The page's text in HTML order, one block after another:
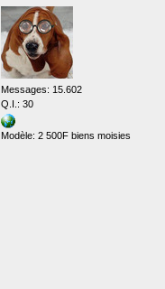
Messages: 15.602
Q.I.: 30
Modèle: 2 500F biens moisies